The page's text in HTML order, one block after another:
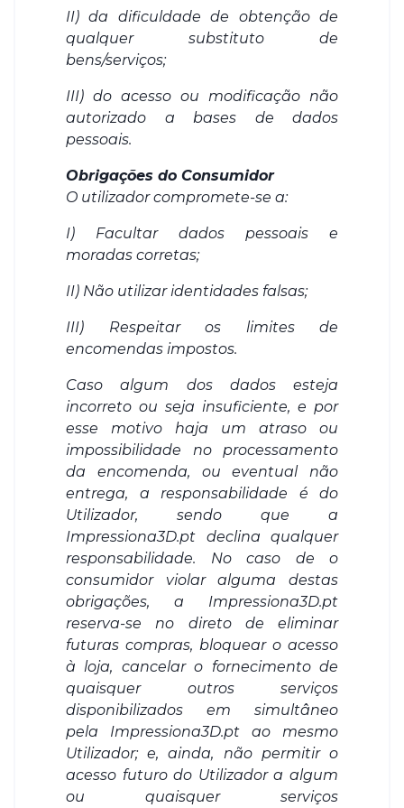
II) da dificuldade de obtenção de
qualquer substituto de
bens/serviços;
III) do acesso ou modificação não
autorizado a bases de dados
pessoais.
Obrigações do Consumidor
O utilizador compromete-se a:
I) Facultar dados pessoais e
moradas corretas;
II) Não utilizar identidades falsas;
III) Respeitar os limites de
encomendas impostos.
Caso algum dos dados esteja
incorreto ou seja insuficiente, e por
esse motivo haja um atraso ou
impossibilidade no processamento
da encomenda, ou eventual não
entrega, a responsabilidade é do
Utilizador, sendo que a
Impressiona3D.pt declina qualquer
responsabilidade. No caso de o
consumidor violar alguma destas
obrigações, a Impressiona3D.pt
reserva-se no direto de eliminar
futuras compras, bloquear o acesso
à loja, cancelar o fornecimento de
quaisquer outros serviços
disponibilizados em simultâneo
pela Impressiona3D.pt ao mesmo
Utilizador; e, ainda, não permitir o
acesso futuro do Utilizador a algum
ou quaisquer serviços